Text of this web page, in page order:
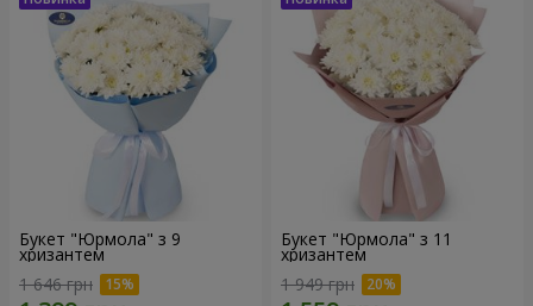
Букет "Юрмола" з 9
хризантем
1 646 грн
Букет "Юрмола" з 11
хризантем
1 949 грн